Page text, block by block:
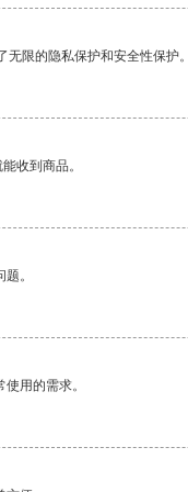
无限的隐私保护和安全性保护
收到商品。
。
用的需求。